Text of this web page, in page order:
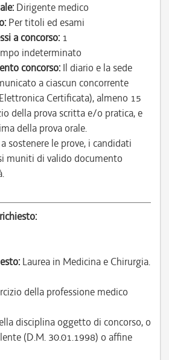
Dirigente medico
Per titoli ed esami
a concorso: 1
indeterminato
concorso: Il diario e la sede
a ciascun concorrente
Certificata), almeno 15
della prova scritta e/o pratica, e
della prova orale.
sostenere le prove, i candidati
muniti di valido documento
Laurea in Medicina e Chirurgia.
della professione medico
disciplina oggetto di concorso, o
(D.M. 30.01.1998) o affine